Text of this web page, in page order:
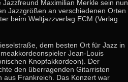
Maximilian Merkle sein nun
Jazzgrößen an verschiedenen Orten
beim Weltjazzverlag ECM (Verlag
dem besten Ort für Jazz in
Jean-Louis
Knopfakkordeon). Der
den überragenden Gitarristen
aus Frankreich. Das Konzert war